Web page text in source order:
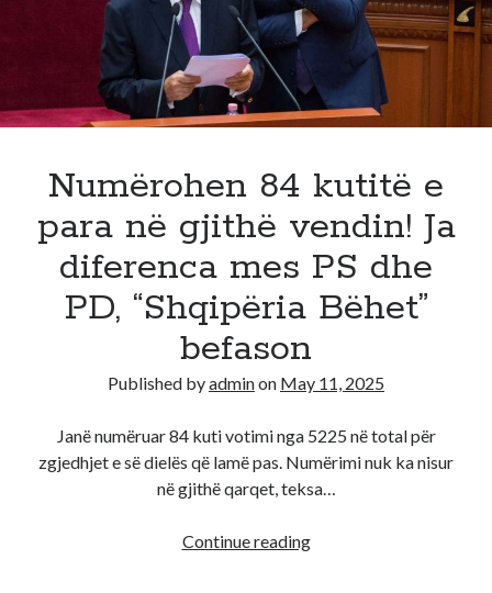
sinjal
per
partite
e
reja, ja arsyeja
Numërohen 84 kutitë e
para në gjithë vendin! Ja
diferenca mes PS dhe
PD, “Shqipëria Bëhet”
befason
Published byadminon May 11, 2025
Janë numëruar 84 kuti votimi nga 5225 në total për
zgjedhjet e së dielës që lamë pas. Numërimi nuk ka nisur
në gjithë qarqet, teksa…
Continue readingNumërohen